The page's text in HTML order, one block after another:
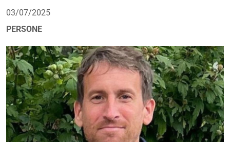
03/07/2025
PERSONE